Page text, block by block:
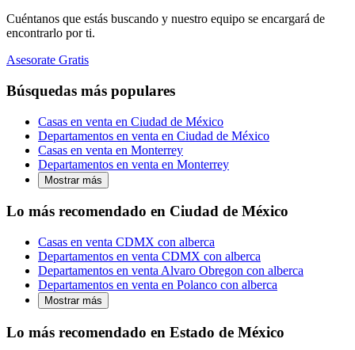
Cuéntanos que estás buscando y nuestro equipo se encargará de
encontrarlo por ti.
Asesorate Gratis
Búsquedas más populares
Casas en venta en Ciudad de México
Departamentos en venta en Ciudad de México
Casas en venta en Monterrey
Departamentos en venta en Monterrey
Mostrar más
Lo más recomendado en Ciudad de México
Casas en venta CDMX con alberca
Departamentos en venta CDMX con alberca
Departamentos en venta Alvaro Obregon con alberca
Departamentos en venta en Polanco con alberca
Mostrar más
Lo más recomendado en Estado de México